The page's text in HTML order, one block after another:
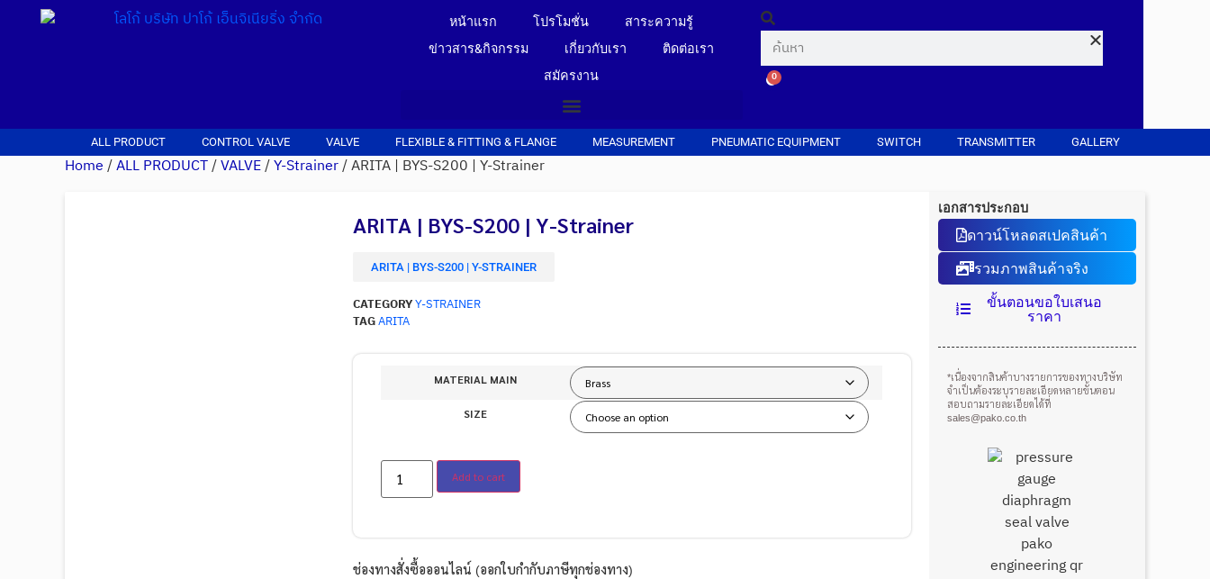
หน้าแรก โปรโมชั่น
สาระความรู้
ข่าวสาร&กิจกรรม
เกี่ยวกับเรา
ติดต่อเรา
สมัครงาน
0
ALL PRODUCT CONTROL VALVE VALVE FLEXIBLE & FITTING & FLANGE MEASUREMENT PNEUMATIC EQUIPMENT SWITCH TRANSMITTER GALLERY
Home/ALL PRODUCT/VALVE/Y-Strainer/ ARITA | BYS-S200 | Y-Strainer
ARITA | BYS-S200 | Y-Strainer
ARITA | BYS-S200 | Y-STRAINER
CATEGORYY-STRAINER
TAGARITA
MATERIAL MAIN
SIZE
Add to cart
ช่องทางสั่งซื้อออนไลน์ (ออกใบกำกับภาษีทุกช่องทาง)
เอกสารประกอบ
ดาวน์โหลดสเปคสินค้า
รวมภาพสินค้าจริง
ขั้นตอนขอใบเสนอ
ราคา
*เนื่องจากสินค้าบางรายการของทางบริษัท
จำเป็นต้องระบุรายละเอียดหลายขั้นตอน
สอบถามรายละเอียดได้ที่
sales@pako.co.th